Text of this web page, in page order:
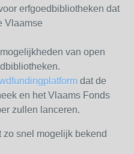
erfgoedbibliotheken dat
Vlaamse
van open
dat de
en het Vlaams Fonds
zullen lanceren.
snel mogelijk bekend